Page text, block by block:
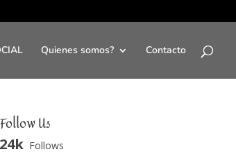
Quienes somos? Contacto
Follow Us
24k Follows